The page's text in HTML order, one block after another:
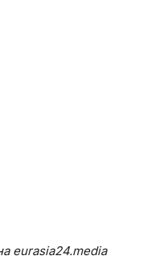
eurasia24.media